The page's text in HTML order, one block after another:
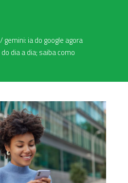
/gemini: ia do google agora
dia a dia; saiba como